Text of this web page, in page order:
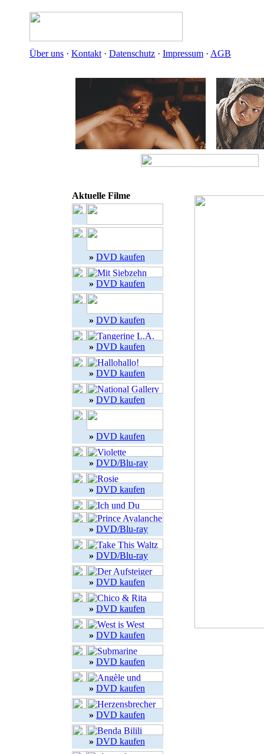
Über uns · Kontakt · Datenschutz · Impressum · AGB
Aktuelle Filme
» DVD kaufen
» DVD kaufen
» DVD kaufen
» DVD kaufen
» DVD kaufen
» DVD kaufen
» DVD kaufen
» DVD/Blu-ray
» DVD kaufen
» DVD/Blu-ray
» DVD/Blu-ray
» DVD kaufen
» DVD kaufen
» DVD kaufen
» DVD kaufen
» DVD kaufen
» DVD kaufen
» DVD kaufen